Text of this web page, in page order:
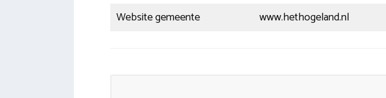
Website gemeente
www.hethogeland.nl